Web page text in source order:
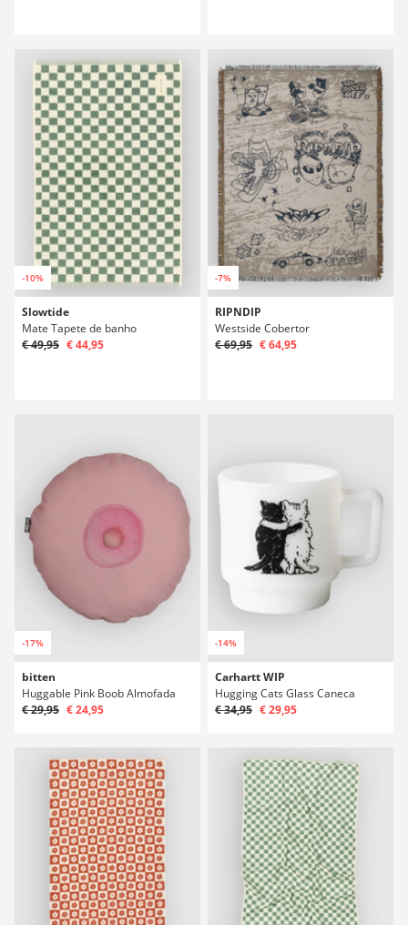
-10%
Slowtide
Mate Tapete de banho
€ 49,95 € 44,95
-7%
RIPNDIP
Westside Cobertor
€ 69,95 € 64,95
-17%
bitten
Huggable Pink Boob Almofada
€ 29,95 € 24,95
-14%
Carhartt WIP
Hugging Cats Glass Caneca
€ 34,95 € 29,95